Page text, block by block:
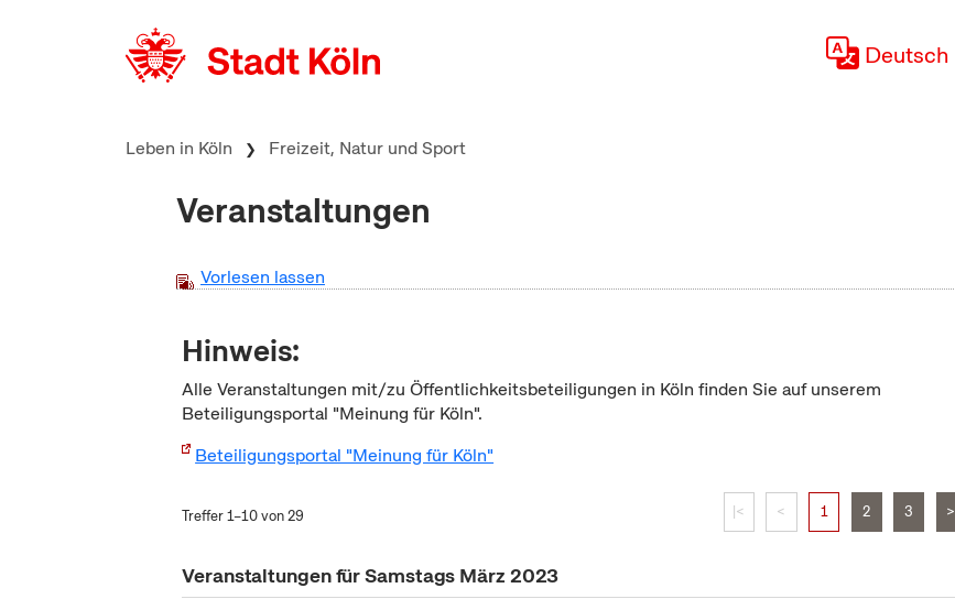
Deutsch
Leben in Köln Freizeit, Natur und Sport
Veranstaltungen
Vorlesen lassen
Hinweis:
Alle Veranstaltungen mit/zu Öffentlichkeitsbeteiligungen in Köln finden Sie auf unserem
Beteiligungsportal "Meinung für Köln".
Beteiligungsportal "Meinung für Köln"
Treffer 1–10 von 29 |< < 1 2 3 >
Veranstaltungen für Samstags März 2023